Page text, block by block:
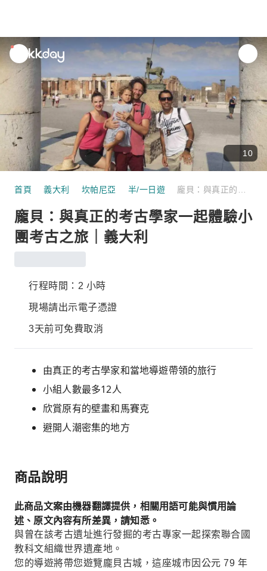
unread
notifications
10
首頁 義大利 坎帕尼亞 半/一日遊
龐貝：與真正的考古學家一起體驗小
團考古之旅｜義大利
行程時間：2 小時
現場請出示電子憑證
3天前可免費取消
由真正的考古學家和當地導遊帶領的旅行
小組人數最多12人
欣賞原有的壁畫和馬賽克
避開人潮密集的地方
商品說明
此商品文案由機器翻譯提供，相關用語可能與慣用論
述、原文內容有所差異，請知悉。
與曾在該考古遺址進行發掘的考古專家一起探索聯合國
教科文組織世界遺產地。
您的導遊將帶您遊覽龐貝古城，這座城市因公元 79 年